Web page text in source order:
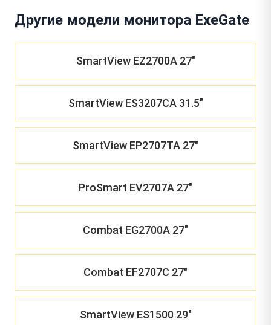
Другие модели монитора ExeGate
SmartView EZ2700A 27"
SmartView ES3207CA 31.5"
SmartView EP2707TA 27"
ProSmart EV2707A 27"
Combat EG2700A 27"
Combat EF2707C 27"
SmartView ES1500 29"